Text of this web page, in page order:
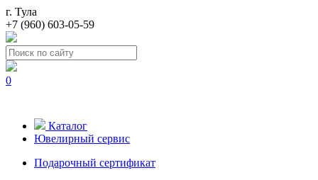
г. Тула
+7 (960) 603-05-59
0
Каталог
Ювелирный сервис
Подарочный сертификат